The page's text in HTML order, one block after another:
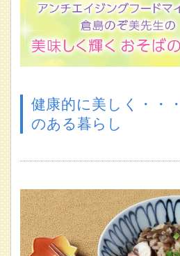
健康的に美しく・・
のある暮らし